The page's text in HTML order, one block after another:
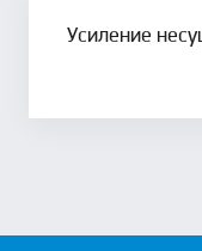
Усиление